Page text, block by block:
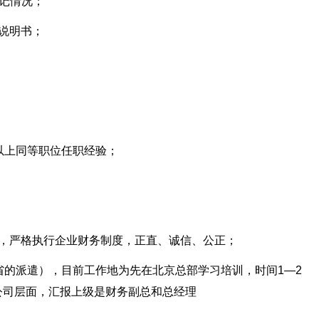
明书；
同等职位任职经验；
严格执行企业财务制度，正直、诚信、公正；
派遣），目前工作地为先在北京总部学习培训，时间1—2
层面，汇报上级是财务副总和总经理